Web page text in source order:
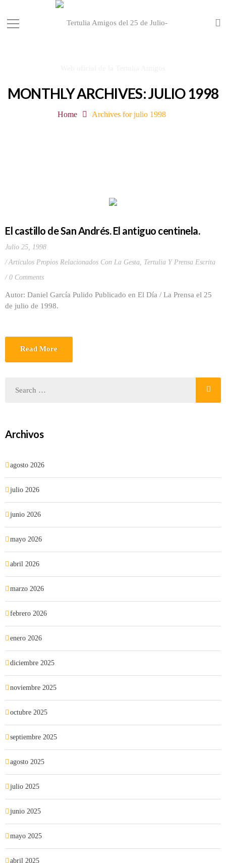
MONTHLY ARCHIVES: JULIO 1998
Home Archives for julio 1998
El castillo de San Andrés. El antiguo centinela.
Julio 25, 1998
Artículos Propios Relacionados Con La Gesta, Tertulia Y Prensa Escrita
0 Comments
Autor: Daniel García Pulido Publicado en El Día / La Prensa el 25
de julio de 1998.
Read More
Archivos
agosto 2026
julio 2026
junio 2026
mayo 2026
abril 2026
marzo 2026
febrero 2026
enero 2026
diciembre 2025
noviembre 2025
octubre 2025
septiembre 2025
agosto 2025
julio 2025
junio 2025
mayo 2025
abril 2025